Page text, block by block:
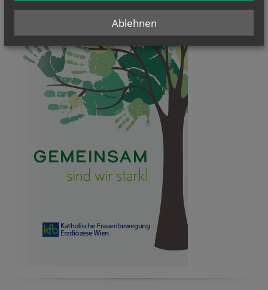
Ablehnen